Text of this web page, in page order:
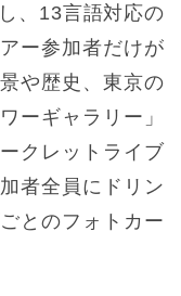
、13言語対応の
ー参加者だけが
や歴史、東京の
ーギャラリー」
クレットライブ
者全員にドリン
とのフォトカー